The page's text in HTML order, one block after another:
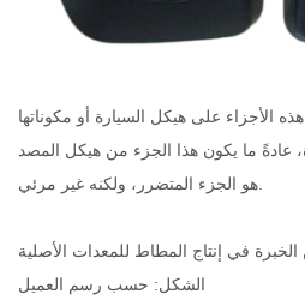
الأجزاء على هيكل السيارة أو مكوناتها
عادةً ما يكون هذا الجزء من هيكل المصد
الشكل: حسب رسم العميل